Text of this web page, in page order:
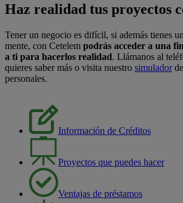
Haz realidad tus proyectos
Tener un negocio es difícil, si además tienes
mente, con Cetelem podrás acceder a una
a ti para hacerlos realidad. Llámanos al
quieres saber más o visita nuestro simulador
personales.
Información de Créditos
Proyectos que puedes hacer
Ventajas de préstamos